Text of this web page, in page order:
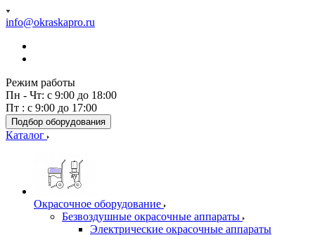
info@okraskapro.ru
Режим работы
Пн - Чт: с 9:00 до 18:00
Пт : с 9:00 до 17:00
Подбор оборудования
Каталог
Окрасочное оборудование
Безвоздушные окрасочные аппараты
Электрические окрасочные аппараты